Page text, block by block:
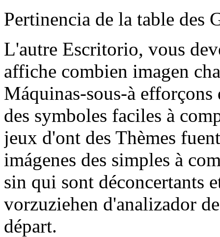
Pertinencia de la table des
L'autre Escritorio, vous
affiche combien imagen
Máquinas-sous-à
des symboles faciles à
jeux d'ont des Thèmes
imágenes des simples à
sin qui sont déconcertants
vorzuziehen d'analizador
départ.